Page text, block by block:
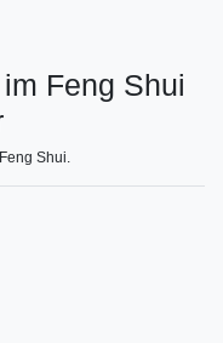
Feng Shui
Shui.